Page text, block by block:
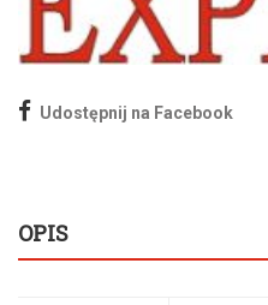
Udostępnij na Facebook
OPIS